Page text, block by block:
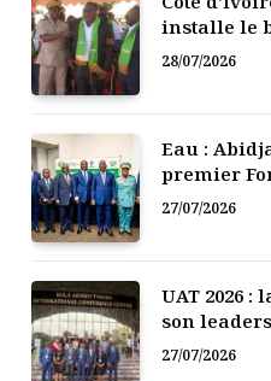
installe le
mutuelle
28/07/2026
Eau :
premier
l’Afrique de
27/07/2026
UAT 2026 :
son
Afrique
27/07/2026